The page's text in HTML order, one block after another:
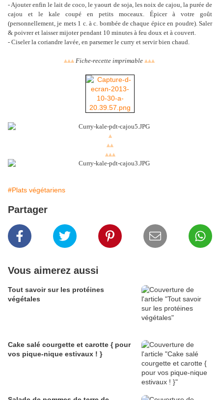
- Ajouter enfin le lait de coco, le yaourt de soja, les noix de cajou, la purée de
cajou et le kale coupé en petits moceaux. Épicer à votre goût
(personnellement, je mets 1 c. à c. bombée de chaque épice en poudre). Saler
& poivrer et laisser mijoter pendant 10 minutes à feu doux et à couvert.
- Ciseler la coriandre lavée, en parsemer le curry et servir bien chaud.
▴▴▴ Fiche-recette imprimable ▴▴▴
▴
▴▴
▴▴▴
#Plats végétariens
Partager
Vous aimerez aussi
Tout savoir sur les protéines
végétales
Cake salé courgette et carotte { pour
vos pique-nique estivaux ! }